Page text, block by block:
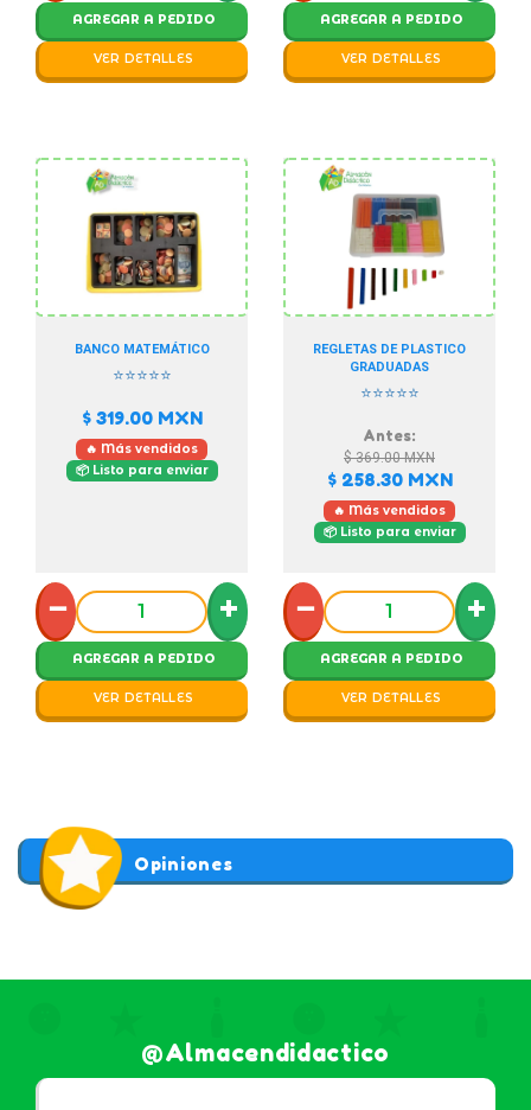
AGREGAR A PEDIDO
VER DETALLES
AGREGAR A PEDIDO
VER DETALLES
BANCO MATEMÁTICO
⭐⭐⭐⭐⭐
$ 319.00MXN
🔥 Más vendidos
📦 Listo para enviar
− +
AGREGAR A PEDIDO
VER DETALLES
REGLETAS DE PLASTICO
GRADUADAS
⭐⭐⭐⭐⭐
Antes:
$ 369.00MXN
$ 258.30MXN
🔥 Más vendidos
📦 Listo para enviar
− +
AGREGAR A PEDIDO
VER DETALLES
Opiniones
@almacendidactico